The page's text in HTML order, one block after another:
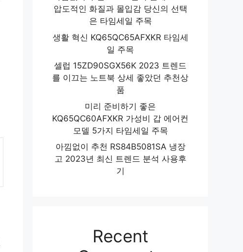
압도적인 화질과 몰입감 당신의 선택
은 타임세일 주목
생활 혁신 KQ65QC65AFXKR 타임세
일 주목
셀럽 15ZD90SGX56K 2023 트렌드
를 이끄는 노트북 상세 좋았던 추천상
품
미리 준비하기 좋은
KQ65QC60AFXKR 가성비 갑 에어컨
모델 5가지 타임세일 주목
아낌없이 추천 RS84B5081SA 냉장
고 2023년 최신 트렌드 분석 사용후
기
Recent